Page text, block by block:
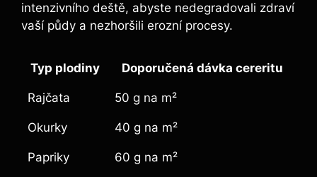
intenzivního deště,⁤ abyste⁣ nedegradovali zdraví‍
vaší půdy a nezhoršili erozní procesy.
Typ plodiny Doporučená dávka cereritu
Rajčata 50 g na m²
Okurky 40 g na m²
Papriky 60 g na m²